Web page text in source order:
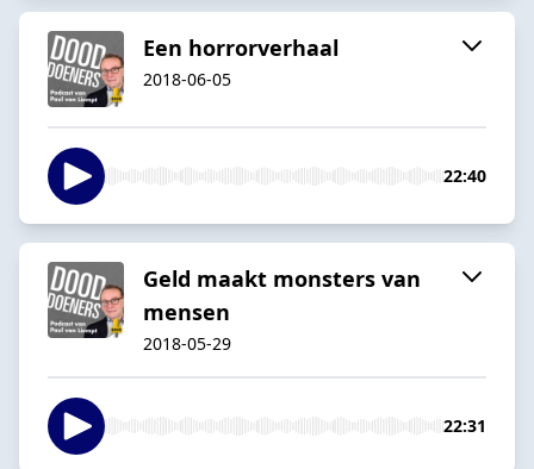
Een horrorverhaal
2018-06-05
22:40
Geld maakt monsters van
mensen
2018-05-29
22:31